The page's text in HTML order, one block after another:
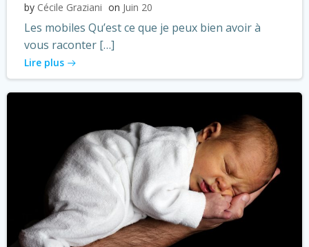
by Cécile Graziani on Juin 20
Les mobiles Qu’est ce que je peux bien avoir à
vous raconter […]
Lire plus